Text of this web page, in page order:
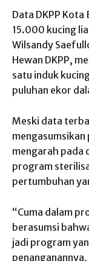
Data DKPP
15.000 kucing
Wilsandy
Hewan DKPP,
satu induk
puluhan ekor
Meski data
mengarah pada
program
pertumbuhan
“Cuma dalam
berasumsi
jadi program